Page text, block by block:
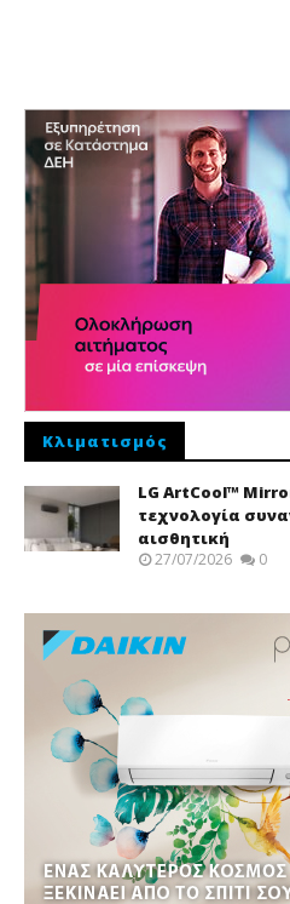
Κλιματισμός
LG ArtCool™
τεχνολογία
αισθητική
27/07/2026 0